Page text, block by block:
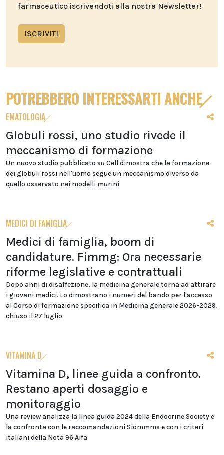
farmaceutico iscrivendoti alla nostra Newsletter!
ISCRIVITI
POTREBBERO INTERESSARTI ANCHE
EMATOLOGIA
Globuli rossi, uno studio rivede il
meccanismo di formazione
Un nuovo studio pubblicato su Cell dimostra che la formazione
dei globuli rossi nell'uomo segue un meccanismo diverso da
quello osservato nei modelli murini
MEDICI DI FAMIGLIA
Medici di famiglia, boom di
candidature. Fimmg: Ora necessarie
riforme legislative e contrattuali
Dopo anni di disaffezione, la medicina generale torna ad attirare
i giovani medici. Lo dimostrano i numeri del bando per l'accesso
al Corso di formazione specifica in Medicina generale 2026-2029,
chiuso il 27 luglio
VITAMINA D
Vitamina D, linee guida a confronto.
Restano aperti dosaggio e
monitoraggio
Una review analizza la linea guida 2024 della Endocrine Society e
la confronta con le raccomandazioni Siommms e con i criteri
italiani della Nota 96 Aifa